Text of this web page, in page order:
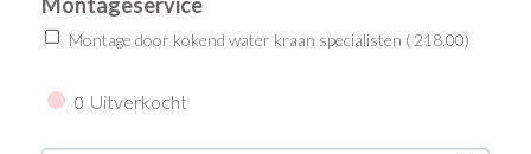
Montage door kokend water kraan specialisten ( 218,00)
0 Uitverkocht